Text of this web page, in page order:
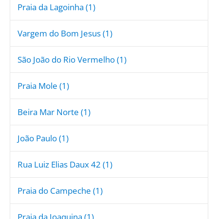
Praia da Lagoinha (1)
Vargem do Bom Jesus (1)
São João do Rio Vermelho (1)
Praia Mole (1)
Beira Mar Norte (1)
João Paulo (1)
Rua Luiz Elias Daux 42 (1)
Praia do Campeche (1)